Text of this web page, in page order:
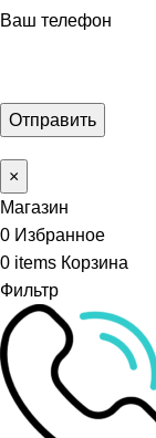
Ваш телефон
×
Магазин
0 Избранное
0 items Корзина
Фильтр